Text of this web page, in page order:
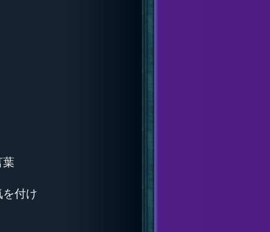
葉
付け